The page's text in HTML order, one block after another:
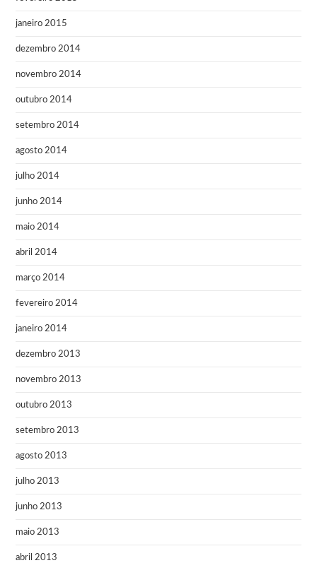
janeiro 2015
dezembro 2014
novembro 2014
outubro 2014
setembro 2014
agosto 2014
julho 2014
junho 2014
maio 2014
abril 2014
março 2014
fevereiro 2014
janeiro 2014
dezembro 2013
novembro 2013
outubro 2013
setembro 2013
agosto 2013
julho 2013
junho 2013
maio 2013
abril 2013